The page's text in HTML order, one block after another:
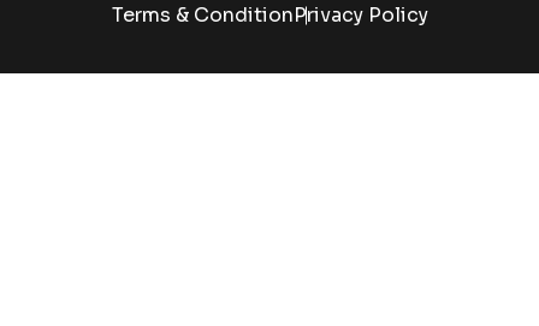
Terms & ConditionPrivacy Policy